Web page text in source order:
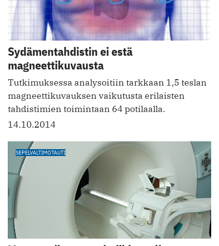
Sydämentahdistin ei estä
magneettikuvausta
Tutkimuksessa analysoitiin tarkkaan 1,5 teslan
magneettikuvauksen vaikutusta erilaisten
tahdistimien toimintaan 64 potilaalla.
14.10.2014
SEPELVALTIMOTAUTI